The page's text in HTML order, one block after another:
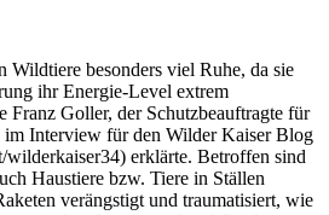
Wildtiere besonders viel Ruhe, da sie
ihr Energie-Level extrem
Franz Goller, der Schutzbeauftragte für
im Interview für den Wilder Kaiser Blog
erklärte. Betroffen sind
Haustiere bzw. Tiere in Ställen
verängstigt und traumatisiert, wie